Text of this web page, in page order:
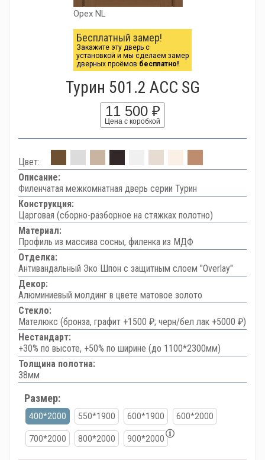
Орех NL
Бесплатный замер!
Закажите эту дверь с
установкой и мы сделаем замер
дверных проёмов бесплатно!
Турин 501.2 АСС SG
11 500 ₽
Цена с коробкой
Цвет:
Описание:
Филенчатая межкомнатная дверь серии Турин
Конструкция:
Царговая (сборно-разборное на стяжках полотно)
Материал:
Профиль из массива сосны, филенка из МДФ
Отделка:
Антивандальный Эко Шпон с защитным слоем "Overlay"
Декор:
Алюминиевый молдинг в цвете матовое золото
Стекло:
Мателюкс (бронза, графит +1500 ₽; черн/бел лак +5000 ₽)
Нестандарт:
+30% по высоте, +50% по ширине (до 1100*2300мм)
Толщина полотна:
38мм
Размер:
400*2000 550*1900 600*1900 600*2000
700*2000 800*2000 900*2000